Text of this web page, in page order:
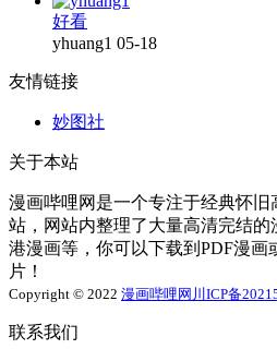
好看
yhuang1 05-18
友情链接
妙图社
关于本站
漫画哔哩网是一个专注于经典怀旧
站，网站内整理了大量高清完结
港漫画等，你可以下载到PDF漫画
片！
Copyright © 2022 漫画哔哩网 川ICP备
联系我们